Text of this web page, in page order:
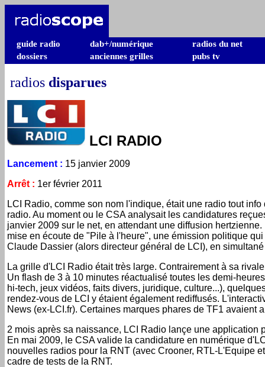
guide radio dab+/numérique
radios du net
dossiers
anciennes grilles pubs tv
radios disparues
LCI RADIO
Lancement : 15 janvier 2009
Arrêt : 1er février 2011
LCI Radio, comme son nom l'indique, était une radio tout
radio. Au moment ou le CSA analysait les candidatures
janvier 2009 sur le net, en attendant une diffusion
mise en écoute de "Pile à l'heure", une émission politique
Claude Dassier (alors directeur général de LCI), en
La grille d'LCI Radio était très large. Contrairement à sa
Un flash de 3 à 10 minutes réactualisé toutes les demi-
hi-tech, jeux vidéos, faits divers, juridique, culture...),
rendez-vous de LCI y étaient également rediffusés.
News (ex-LCI.fr). Certaines marques phares de TF1
2 mois après sa naissance, LCI Radio lançe une application
En mai 2009, le CSA valide la candidature en numérique
nouvelles radios pour la RNT (avec Crooner, RTL-L'Equipe
cadre de tests de la RNT.